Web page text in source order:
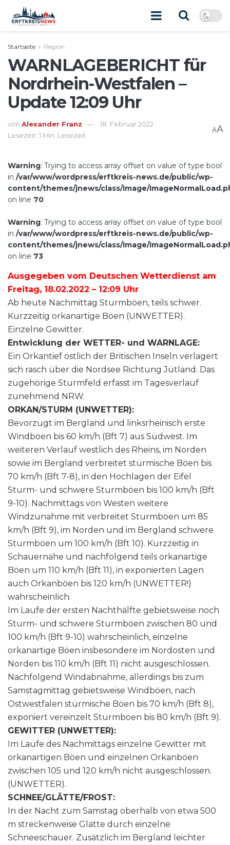
Startseite Region
WARNLAGEBERICHT für
Nordrhein-Westfalen –
Update 12:09 Uhr
von Alexander Franz
18. Februar 2022
Lesezeit: 1 Min. Lesezeit
AA
Warning: Trying to access array offset on value of type bool
in /var/www/wordpress/erftkreis-news.de/public/wp-
content/themes/jnews/class/Image/
on line 70
Warning: Trying to access array offset on value of type bool
in /var/www/wordpress/erftkreis-news.de/public/wp-
content/themes/jnews/class/Image/
on line 73
Ausgegeben vom Deutschen Wetterdienst am
Freitag, 18.02.2022 – 12:09 Uhr
Ab heute Nachmittag Sturmböen, teils schwer.
Kurzzeitig orkanartige Böen (UNWETTER).
Einzelne Gewitter.
Entwicklung der WETTER- und WARNLAGE:
Ein Orkantief östlich der Britischen Inseln verlagert
sich rasch über die Nordsee Richtung Jütland. Das
zugehörige Sturmfeld erfasst im Tagesverlauf
zunehmend NRW.
ORKAN/STURM (UNWETTER):
Bevorzugt im Bergland und linksrheinisch erste
Windböen bis 60 km/h (Bft 7) aus Südwest. Im
weiteren Verlauf westlich des Rheins, im Norden
sowie im Bergland verbreitet stürmische Böen bis
70 km/h (Bft 7-8), in den Hochlagen der Eifel
Sturm- und schwere Sturmböen bis 100 km/h (Bft
9-10). Nachmittags von Westen weitere
Windzunahme mit verbreitet Sturmböen um 85
km/h (Bft 9), im Norden und im Bergland schwere
Sturmböen um 100 km/h (Bft 10). Kurzzeitig in
Schauernähe und nachfolgend teils orkanartige
Böen um 110 km/h (Bft 11), in exponierten Lagen
auch Orkanböen bis 120 km/h (UNWETTER!)
wahrscheinlich.
Im Laufe der ersten Nachthälfte gebietsweise noch
Sturm- und schwere Sturmböen zwischen 80 und
100 km/h (Bft 9-10) wahrscheinlich, einzelne
orkanartige Böen insbesondere im Nordosten und
Norden bis 110 km/h (Bft 11) nicht ausgeschlossen.
Nachfolgend Windabnahme, allerdings bis zum
Samstagmittag gebietsweise Windböen, nach
Ostwestfalen stürmische Böen bis 70 km/h (Bft 8),
exponiert vereinzelt Sturmböen bis 80 km/h (Bft 9).
GEWITTER (UNWETTER):
Im Laufe des Nachmittags einzelne Gewitter mit
orkanartigen Böen und einzelnen Orkanböen
zwischen 105 und 120 km/h nicht ausgeschlossen.
(UNWETTER).
SCHNEE/GLÄTTE/FROST:
In der Nacht zum Samstag oberhalb von etwa 500
m streckenweise Glätte durch einzelne
Schneeschauer. Zusätzlich im Bergland leichter